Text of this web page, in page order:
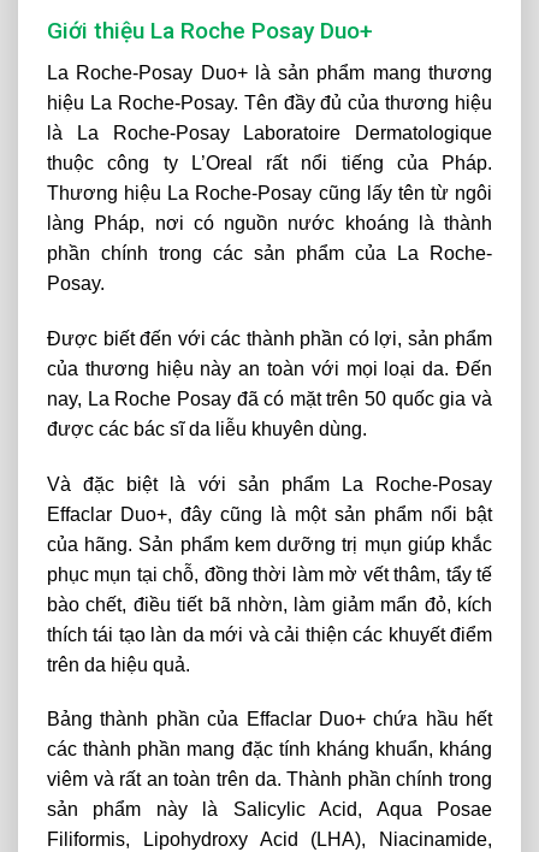
Giới thiệu La Roche Posay Duo+
La Roche-Posay Duo+ là sản phẩm mang thương
hiệu La Roche-Posay. Tên đầy đủ của thương hiệu
là La Roche-Posay Laboratoire Dermatologique
thuộc công ty L’Oreal rất nổi tiếng của Pháp.
Thương hiệu La Roche-Posay cũng lấy tên từ ngôi
làng Pháp, nơi có nguồn nước khoáng là thành
phần chính trong các sản phẩm của La Roche-
Posay.
Được biết đến với các thành phần có lợi, sản phẩm
của thương hiệu này an toàn với mọi loại da. Đến
nay, La Roche Posay đã có mặt trên 50 quốc gia và
được các bác sĩ da liễu khuyên dùng.
Và đặc biệt là với sản phẩm La Roche-Posay
Effaclar Duo+, đây cũng là một sản phẩm nổi bật
của hãng. Sản phẩm kem dưỡng trị mụn giúp khắc
phục mụn tại chỗ, đồng thời làm mờ vết thâm, tẩy tế
bào chết, điều tiết bã nhờn, làm giảm mẩn đỏ, kích
thích tái tạo làn da mới và cải thiện các khuyết điểm
trên da hiệu quả.
Bảng thành phần của Effaclar Duo+ chứa hầu hết
các thành phần mang đặc tính kháng khuẩn, kháng
viêm và rất an toàn trên da. Thành phần chính trong
sản phẩm này là Salicylic Acid, Aqua Posae
Filiformis, Lipohydroxy Acid (LHA), Niacinamide,